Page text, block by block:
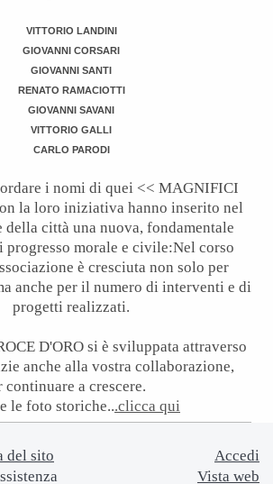
VITTORIO LANDINI
GIOVANNI CORSARI
GIOVANNI SANTI
RENATO RAMACIOTTI
GIOVANNI SAVANI
VITTORIO GALLI
CARLO PARODI
i nomi di quei << MAGNIFICI
la loro iniziativa hanno inserito nel
della città una nuova, fondamentale
progresso morale e civile: Nel corso
è cresciuta non solo per
anche per il numero di interventi e di
progetti realizzati.
D'ORO si è sviluppata attraverso
anche alla vostra collaborazione,
a crescere.
le foto storiche...clicca qui
del sito
Accedi
Vista web